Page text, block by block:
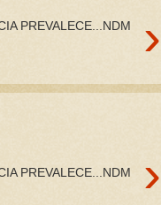
›
PREVALECE...NDM
›
PREVALECE...NDM